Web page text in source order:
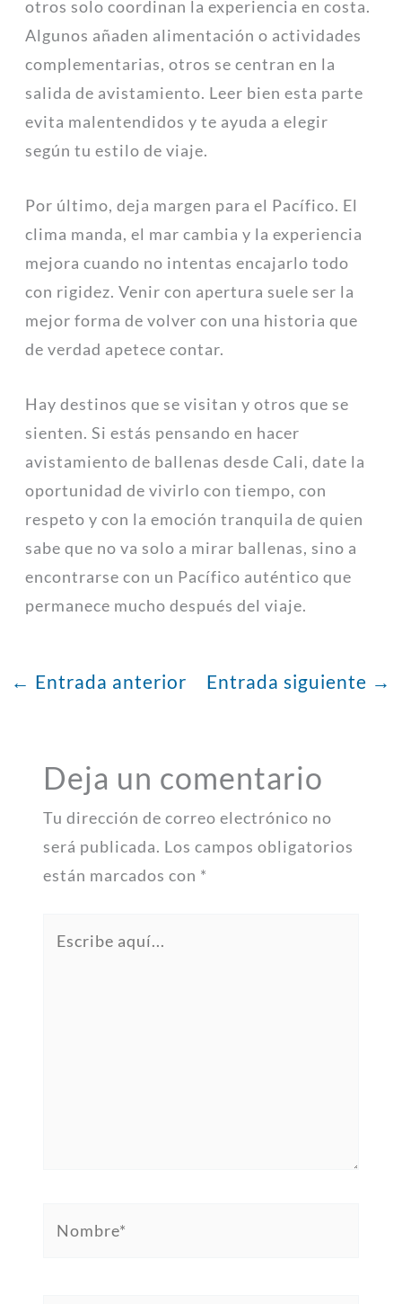
otros solo coordinan la experiencia en costa.
Algunos añaden alimentación o actividades
complementarias, otros se centran en la
salida de avistamiento. Leer bien esta parte
evita malentendidos y te ayuda a elegir
según tu estilo de viaje.
Por último, deja margen para el Pacífico. El
clima manda, el mar cambia y la experiencia
mejora cuando no intentas encajarlo todo
con rigidez. Venir con apertura suele ser la
mejor forma de volver con una historia que
de verdad apetece contar.
Hay destinos que se visitan y otros que se
sienten. Si estás pensando en hacer
avistamiento de ballenas desde Cali, date la
oportunidad de vivirlo con tiempo, con
respeto y con la emoción tranquila de quien
sabe que no va solo a mirar ballenas, sino a
encontrarse con un Pacífico auténtico que
permanece mucho después del viaje.
← Entrada anterior Entrada siguiente →
Deja un comentario
Tu dirección de correo electrónico no
será publicada. Los campos obligatorios
están marcados con *